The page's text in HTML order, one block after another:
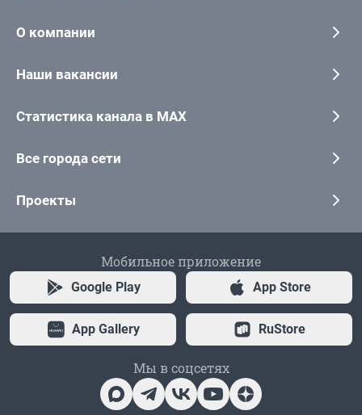
О компании
Наши вакансии
Статистика канала в MAX
Все города сети
Проекты
Мобильное приложение
Google Play App Store
App Gallery RuStore
Мы в соцсетях